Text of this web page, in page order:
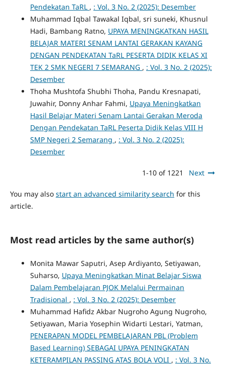
Pendekatan TaRL , : Vol. 3 No. 2 (2025): Desember
Muhammad Iqbal Tawakal Iqbal, sri suneki, Khusnul
Hadi, Bambang Ratno, UPAYA MENINGKATKAN HASIL
BELAJAR MATERI SENAM LANTAI GERAKAN KAYANG
DENGAN PENDEKATAN TaRL PESERTA DIDIK KELAS XI
TEK 2 SMK NEGERI 7 SEMARANG , : Vol. 3 No. 2 (2025):
Desember
Thoha Mushtofa Shubhi Thoha, Pandu Kresnapati,
Juwahir, Donny Anhar Fahmi, Upaya Meningkatkan
Hasil Belajar Materi Senam Lantai Gerakan Meroda
Dengan Pendekatan TaRL Peserta Didik Kelas VIII H
SMP Negeri 2 Semarang , : Vol. 3 No. 2 (2025):
Desember
1-10 of 1221 Next
You may also start an advanced similarity search for this
article.
Most read articles by the same author(s)
Monita Mawar Saputri, Asep Ardiyanto, Setiyawan,
Suharso, Upaya Meningkatkan Minat Belajar Siswa
Dalam Pembelajaran PJOK Melalui Permainan
Tradisional , : Vol. 3 No. 2 (2025): Desember
Muhammad Hafidz Akbar Nugroho Agung Nugroho,
Setiyawan, Maria Yosephin Widarti Lestari, Yatman,
PENERAPAN MODEL PEMBELAJARAN PBL (Problem
Based Learning) SEBAGAI UPAYA PENINGKATAN
KETERAMPILAN PASSING ATAS BOLA VOLI , : Vol. 3 No.